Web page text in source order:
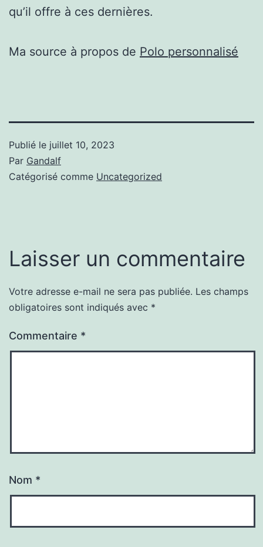
qu’il offre à ces dernières.
Ma source à propos de Polo personnalisé
Publié le juillet 10, 2023
Par Gandalf
Catégorisé comme Uncategorized
Laisser un commentaire
Votre adresse e-mail ne sera pas publiée. Les champs
obligatoires sont indiqués avec *
Commentaire *
Nom *